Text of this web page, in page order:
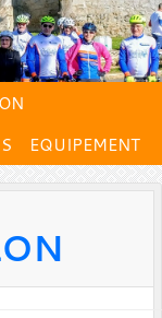
EQUIPEMENT